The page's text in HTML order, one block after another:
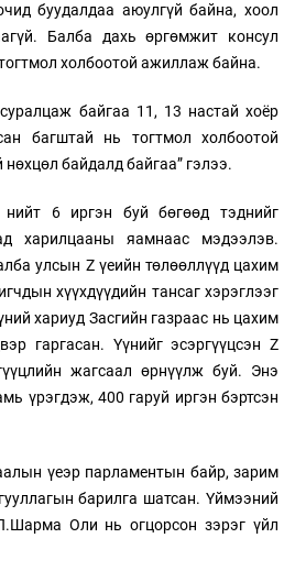
буудалдаа аюулгүй байна, хоол
Балба дахь өргөмжит консул
холбоотой ажиллаж байна.
байгаа 11, 13 настай хоёр
багштай нь тогтмол холбоотой
байдалд байгаа” гэлээ.
6 иргэн буй бөгөөд тэднийг
харилцааны яамнаас мэдээлэв.
улсын Z үеийн төлөөллүүд цахим
хүүхдүүдийн тансаг хэрэглээг
хариуд Засгийн газраас нь цахим
гаргасан. Үүнийг эсэргүүцсэн Z
жагсаал өрнүүлж буй. Энэ
үрэгдэж, 400 гаруй иргэн бэртсэн
үеэр парламентын байр, зарим
барилга шатсан. Үймээний
Оли нь огцорсон зэрэг үйл